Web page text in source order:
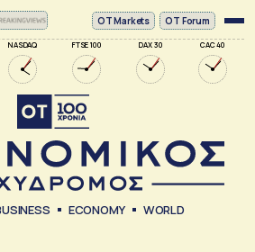
NASDAQ FTSE 100 DAX 30 CAC 40
ΟΤ Markets OT Forum
ECONOMY WORLD